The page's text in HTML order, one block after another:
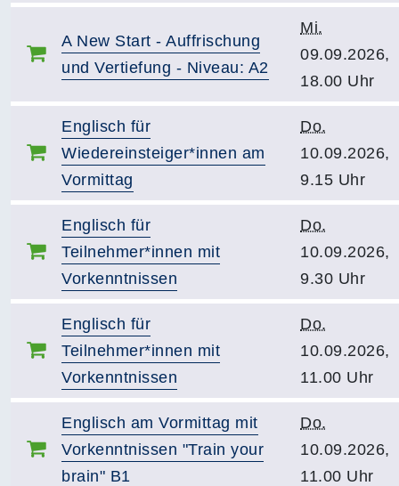
A New Start - Auffrischung
und Vertiefung - Niveau: A2
Mi.
09.09.2026,
18.00 Uhr
Englisch für
Wiedereinsteiger*innen am
Vormittag
Do.
10.09.2026,
9.15 Uhr
Englisch für
Teilnehmer*innen mit
Vorkenntnissen
Do.
10.09.2026,
9.30 Uhr
Englisch für
Teilnehmer*innen mit
Vorkenntnissen
Do.
10.09.2026,
11.00 Uhr
Englisch am Vormittag mit
Vorkenntnissen "Train your
brain" B1
Do.
10.09.2026,
11.00 Uhr